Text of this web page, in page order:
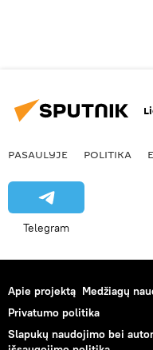
PASAULYJE POLITIKA
Telegram
Apie projektą Medžiagų
Privatumo politika
Slapukų naudojimo bei